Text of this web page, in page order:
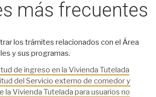
más frecuentes
los trámites relacionados con el Área
y sus programas.
de ingreso en la Vivienda Tutelada
del Servicio externo de comedor y
la Vivienda Tutelada para usuarios no